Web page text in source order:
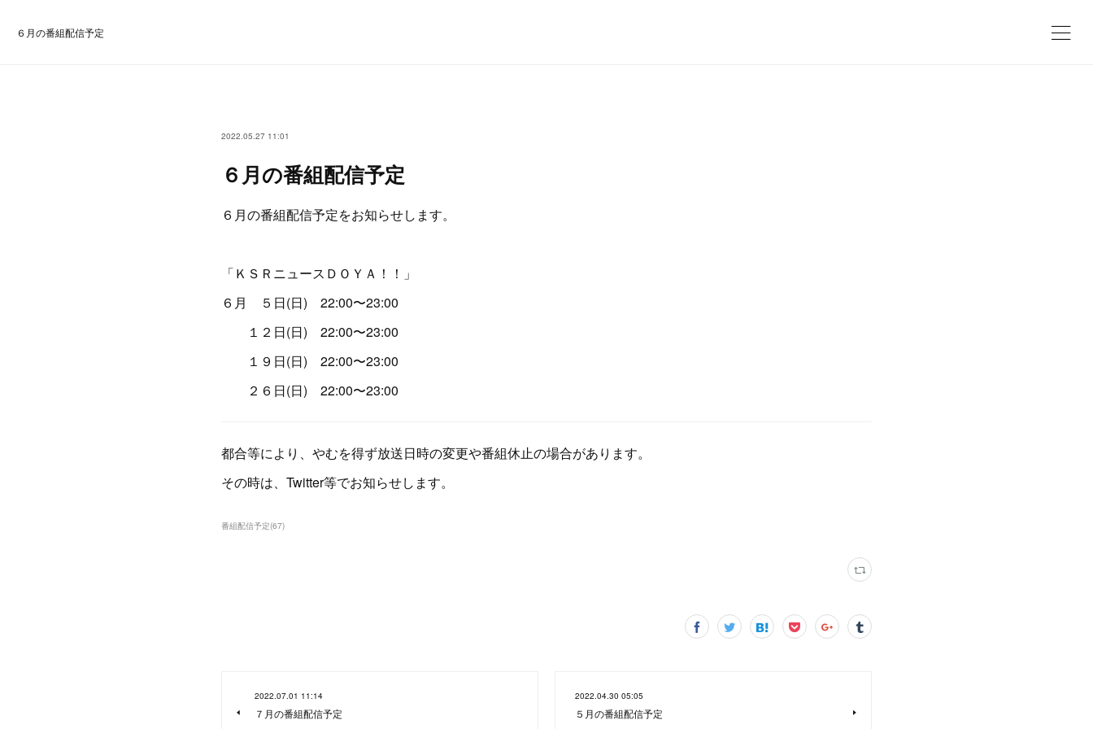
６月の番組配信予定
2022.05.27 11:01
６月の番組配信予定
６月の番組配信予定をお知らせします。
「ＫＳＲニュースＤＯＹＡ！！」
６月 ５日(日) 22:00〜23:00
１２日(日) 22:00〜23:00
１９日(日) 22:00〜23:00
２６日(日) 22:00〜23:00
都合等により、やむを得ず放送日時の変更や番組休止の場合があります。
その時は、Twitter等でお知らせします。
番組配信予定(67)
2022.07.01 11:14
７月の番組配信予定
2022.04.30 05:05
５月の番組配信予定